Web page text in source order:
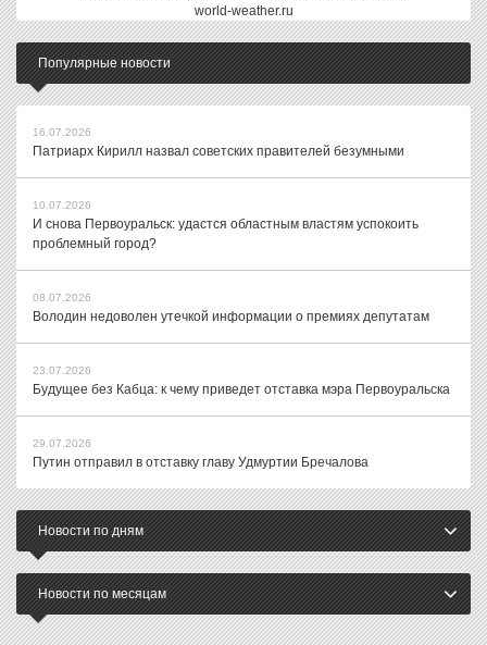
world-weather.ru
Популярные новости
16.07.2026
Патриарх Кирилл назвал советских правителей безумными
10.07.2026
И снова Первоуральск: удастся областным властям успокоить
проблемный город?
08.07.2026
Володин недоволен утечкой информации о премиях депутатам
23.07.2026
Будущее без Кабца: к чему приведет отставка мэра Первоуральска
29.07.2026
Путин отправил в отставку главу Удмуртии Бречалова
Новости по дням
Новости по месяцам